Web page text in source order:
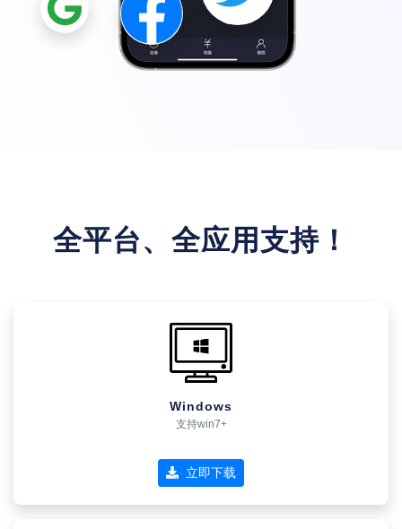
全平台、全应用支持！
Windows
支持win7+
立即下载